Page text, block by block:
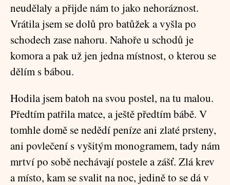
neudělaly a přijde nám to jako nehoráznost.
Vrátila jsem se dolů pro batůžek a vyšla po
schodech zase nahoru. Nahoře u schodů je
komora a pak už jen jedna místnost, o kterou se
dělím s bábou.
Hodila jsem batoh na svou postel, na tu malou.
Předtím patřila matce, a ještě předtím bábě. V
tomhle domě se nedědí peníze ani zlaté prsteny,
ani povlečení s vyšitým monogramem, tady nám
mrtví po sobě nechávají postele a zášť. Zlá krev
a místo, kam se svalit na noc, jedině to se dá v